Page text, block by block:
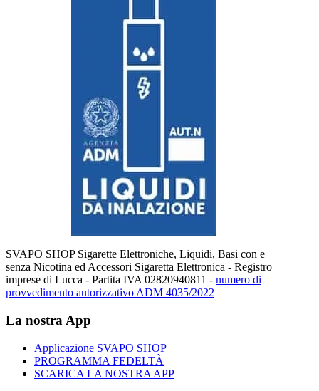
SVAPO SHOP Sigarette Elettroniche, Liquidi, Basi con e
senza Nicotina ed Accessori Sigaretta Elettronica - Registro
imprese di Lucca - Partita IVA 02820940811 - numero di
provvedimento autorizzativo ADM 4035/2022
La nostra App
Applicazione SVAPO SHOP
PROGRAMMA FEDELTÀ
SCARICA LA NOSTRA APP